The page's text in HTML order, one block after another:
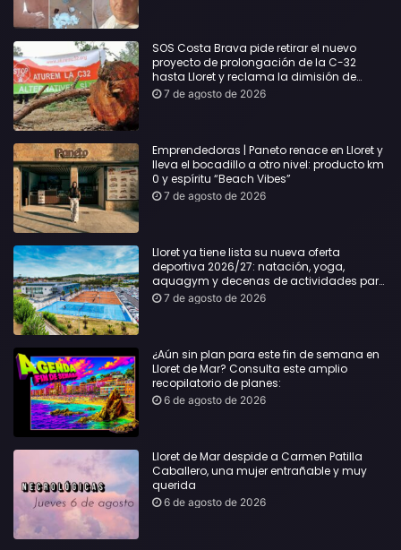
SOS Costa Brava pide retirar el nuevo
proyecto de prolongación de la C-32
hasta Lloret y reclama la dimisión de
Sílvia Paneque
7 de agosto de 2026
Emprendedoras | Paneto renace en Lloret y
lleva el bocadillo a otro nivel: producto km
0 y espíritu “Beach Vibes”
7 de agosto de 2026
Lloret ya tiene lista su nueva oferta
deportiva 2026/27: natación, yoga,
aquagym y decenas de actividades para
todas las edades
7 de agosto de 2026
¿Aún sin plan para este fin de semana en
Lloret de Mar? Consulta este amplio
recopilatorio de planes:
6 de agosto de 2026
Lloret de Mar despide a Carmen Patilla
Caballero, una mujer entrañable y muy
querida
6 de agosto de 2026